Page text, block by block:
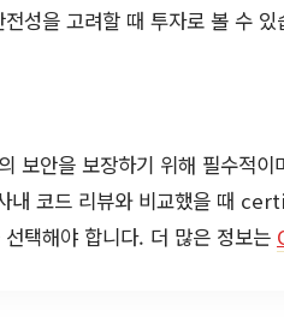
성을 고려할 때 투자로 볼 수 있
보안을 보장하기 위해 필수적이
내 코드 리뷰와 비교했을 때
택해야 합니다. 더 많은 정보는